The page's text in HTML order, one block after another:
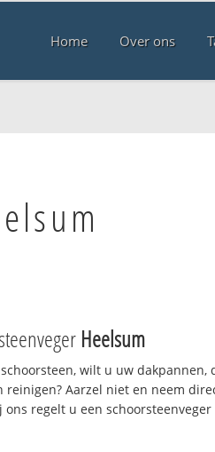
Home Over ons
Heelsum
wilt u uw dakpannen,
reinigen? Aarzel niet en neem
ons regelt u een